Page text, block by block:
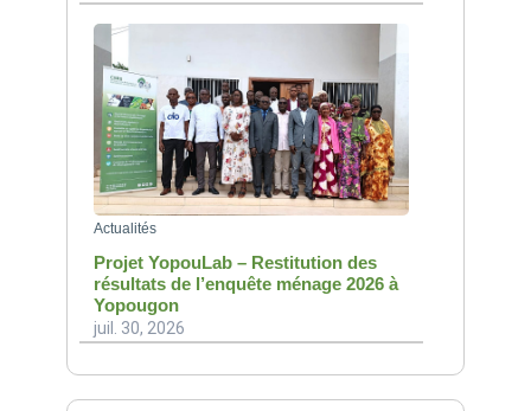
Actualités
Projet YopouLab – Restitution des
résultats de l’enquête ménage 2026 à
Yopougon
juil. 30, 2026